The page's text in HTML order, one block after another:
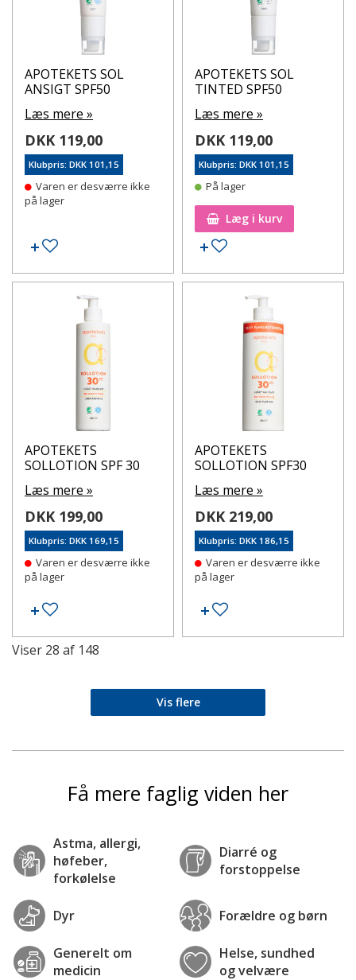
APOTEKETS SOL
ANSIGT SPF50
Læs mere »
DKK 119,00
Klubpris: DKK 101,15
Varen er desværre ikke
på lager
Tilføj til ønskeseddel
APOTEKETS SOL
TINTED SPF50
Læs mere »
DKK 119,00
Klubpris: DKK 101,15
På lager
Læg i kurv
Tilføj til ønskeseddel
APOTEKETS
SOLLOTION SPF 30
Læs mere »
DKK 199,00
Klubpris: DKK 169,15
Varen er desværre ikke
på lager
Tilføj til ønskeseddel
APOTEKETS
SOLLOTION SPF30
Læs mere »
DKK 219,00
Klubpris: DKK 186,15
Varen er desværre ikke
på lager
Tilføj til ønskeseddel
Viser 28 af 148
Vis flere
Få mere faglig viden her
Astma, allergi,
høfeber,
forkølelse
Diarré og
forstoppelse
Dyr Forældre og børn
Generelt om
medicin
Helse, sundhed
og velvære